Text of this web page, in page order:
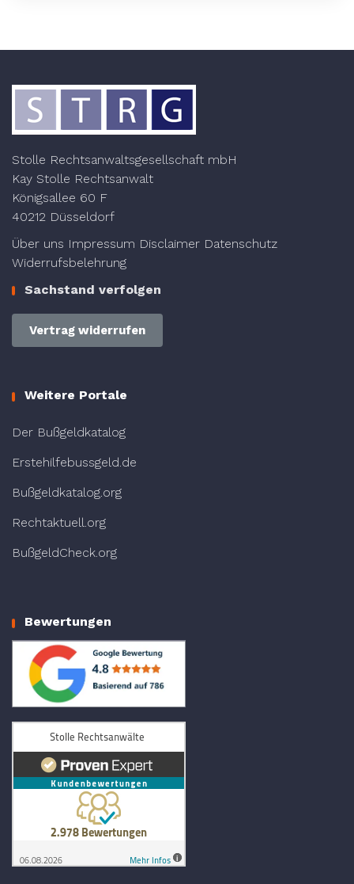
Stolle Rechtsanwaltsgesellschaft mbH
Kay Stolle Rechtsanwalt
Königsallee 60 F
40212 Düsseldorf
Über uns Impressum Disclaimer Datenschutz
Widerrufsbelehrung
Sachstand verfolgen
Vertrag widerrufen
Weitere Portale
Der Bußgeldkatalog
Erstehilfebussgeld.de
Bußgeldkatalog.org
Rechtaktuell.org
BußgeldCheck.org
Bewertungen